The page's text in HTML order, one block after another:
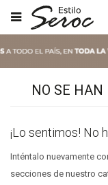

NO SE HAN
¡Lo sentimos! No
Inténtalo nuevamente
secciones de nuestro